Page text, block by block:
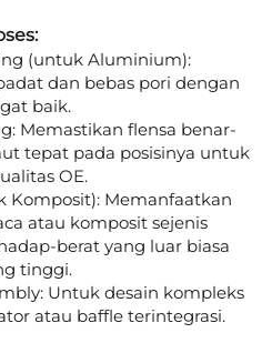
(untuk Aluminium):
dan bebas pori dengan
baik.
Memastikan flensa benar-
tepat pada posisinya untuk
OE.
Komposit): Memanfaatkan
atau komposit sejenis
berat yang luar biasa
tinggi.
Untuk desain kompleks
atau baffle terintegrasi.